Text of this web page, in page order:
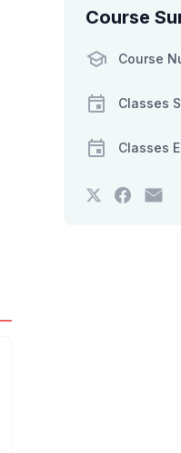
Course
Course
Classes
Classes
Tweet
thatPost
a